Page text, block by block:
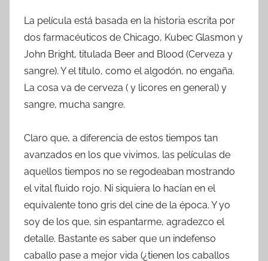
La película está basada en la historia escrita por
dos farmacéuticos de Chicago, Kubec Glasmon y
John Bright, titulada Beer and Blood (Cerveza y
sangre). Y el título, como el algodón, no engaña.
La cosa va de cerveza ( y licores en general) y
sangre, mucha sangre.
Claro que, a diferencia de estos tiempos tan
avanzados en los que vivimos, las películas de
aquellos tiempos no se regodeaban mostrando
el vital fluido rojo. Ni siquiera lo hacían en el
equivalente tono gris del cine de la época. Y yo
soy de los que, sin espantarme, agradezco el
detalle. Bastante es saber que un indefenso
caballo pase a mejor vida (¿tienen los caballos